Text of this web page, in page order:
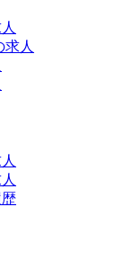
求人